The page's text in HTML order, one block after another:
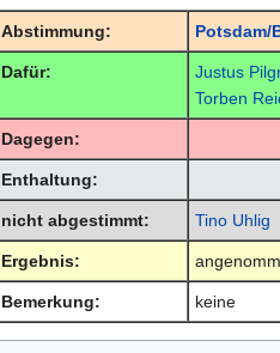
Abstimmung: Potsdam/
Dafür:
Justus
Torben
Dagegen:
Enthaltung:
nicht abgestimmt: Tino Uhlig
Ergebnis:
Bemerkung: keine